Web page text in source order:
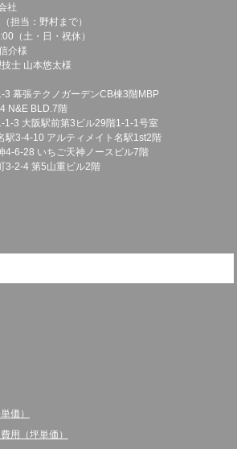
社
担当：野村まで）
（土・日・祝休）
介様
士 山本悠太様
3 幕張テクノガーデンCB棟3階MBP
N&E BLD.7階
1-3 大阪駅前第3ビル29階1-1-1号室
駅3-4-10 アルティメイト名駅1st2階
4-6-28 いちご天神ノースビル7階
3-2-4 第5山重ビル2階
価）
用（坪単価）